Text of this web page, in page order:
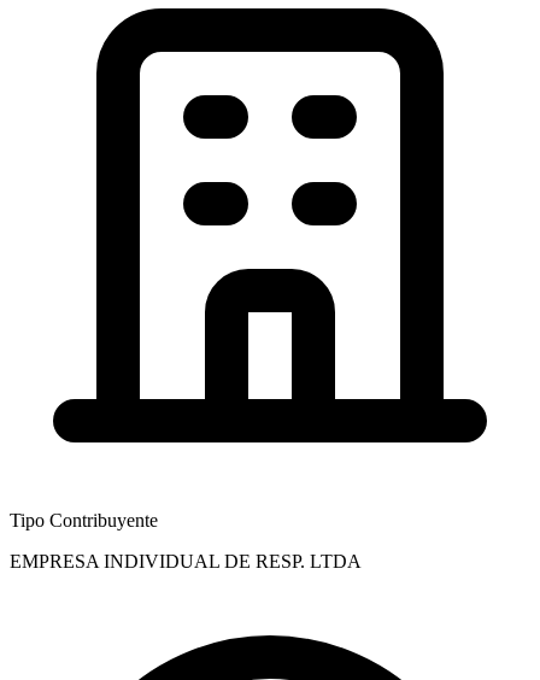
Tipo Contribuyente
EMPRESA INDIVIDUAL DE RESP. LTDA